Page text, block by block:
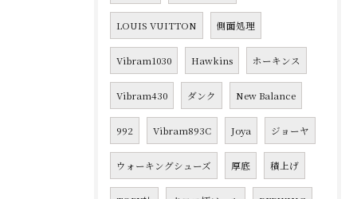
LOUIS VUITTON 側面処理
Vibram1030 Hawkins ホーキンス
Vibram430 ダンク New Balance
992 Vibram893C Joya ジョーヤ
ウォーキングシューズ 厚底 積上げ